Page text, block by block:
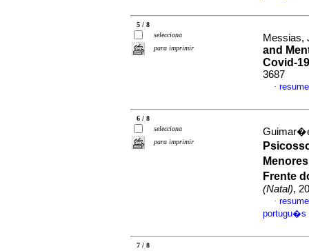
5 / 8
selecciona
para imprimir
Messias,
and
Covid-19
3687
·
6 / 8
selecciona
para imprimir
Frente
(Natal),
·
portugu�s
7 / 8